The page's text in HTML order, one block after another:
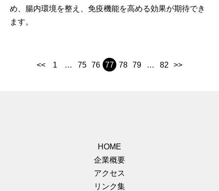
め、腸内環境を整え、免疫機能を高める効果が期待でき
ます。
<< 1 … 75 76 77 78 79 … 82 >>
HOME
企業概要
アクセス
リンク集